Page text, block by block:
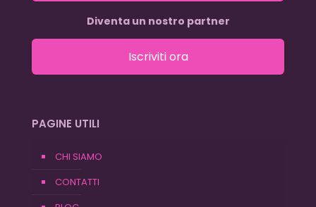
Diventa un nostro partner
Iscriviti ora
PAGINE UTILI
CHI SIAMO
CONTATTI